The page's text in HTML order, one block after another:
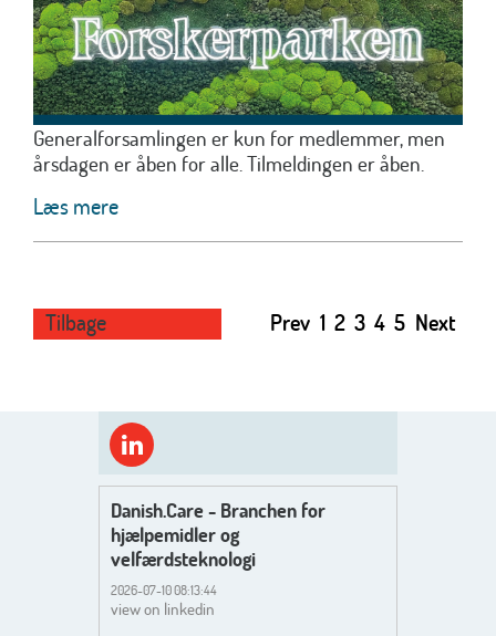
Generalforsamlingen er kun for medlemmer, men
årsdagen er åben for alle. Tilmeldingen er åben.
Læs mere
Tilbage Prev 1 2 3 4 5 Next
Danish.Care - Branchen for
hjælpemidler og
velfærdsteknologi
2026-07-10 08:13:44
view on linkedin